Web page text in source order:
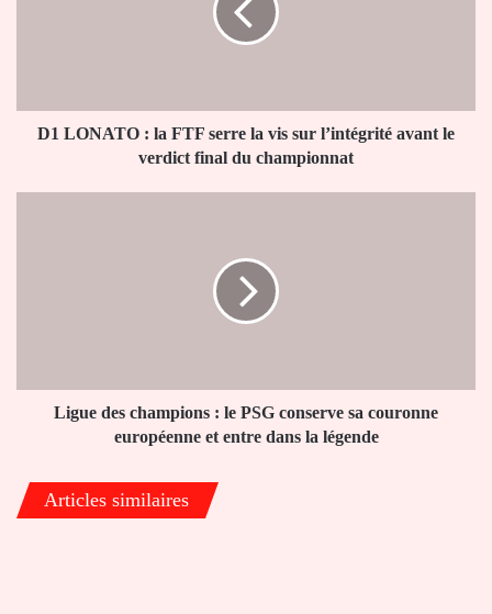
sur
l’intégrité
D1 LONATO : la FTF serre la vis sur l’intégrité avant le
verdict final du championnat
couronne
européenne
dans
la
Ligue des champions : le PSG conserve sa couronne
européenne et entre dans la légende
Articles similaires